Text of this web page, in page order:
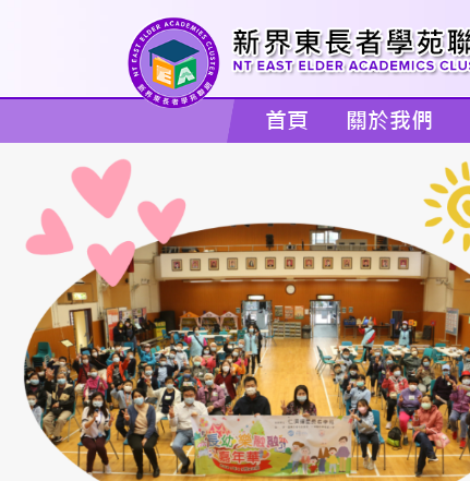
首頁 關於我們